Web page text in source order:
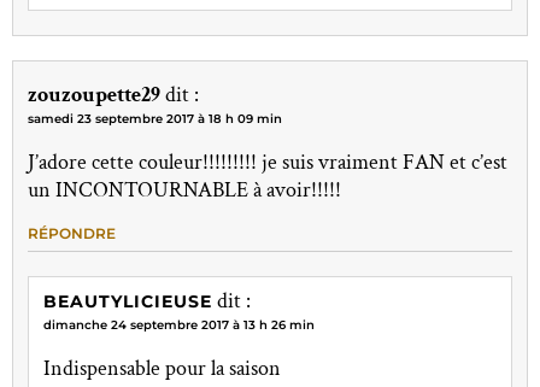
zouzoupette29dit :
samedi 23 septembre 2017 à 18 h 09 min
J’adore cette couleur!!!!!!!!! je suis vraiment FAN et c’est
un INCONTOURNABLE à avoir!!!!!
RÉPONDRE
BEAUTYLICIEUSE dit :
dimanche 24 septembre 2017 à 13 h 26 min
Indispensable pour la saison